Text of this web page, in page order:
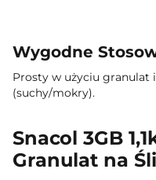
Wygodne
Prosty w użyciu granulat
(suchy/mokry).
Snacol 3GB
Granulat na